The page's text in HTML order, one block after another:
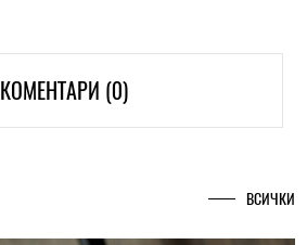
КОМЕНТАРИ (0)
ВСИЧКИ